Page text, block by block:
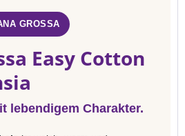
GROSSA
Easy Cotton
lebendigem Charakter.